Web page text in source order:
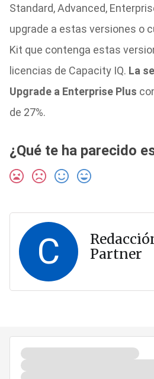
Standard, Advanced,
upgrade a estas versiones o
Kit que contenga estas
licencias de Capacity IQ. La
Upgrade a Enterprise Plus
de 27%.
¿Qué te ha parecido
C
Partner